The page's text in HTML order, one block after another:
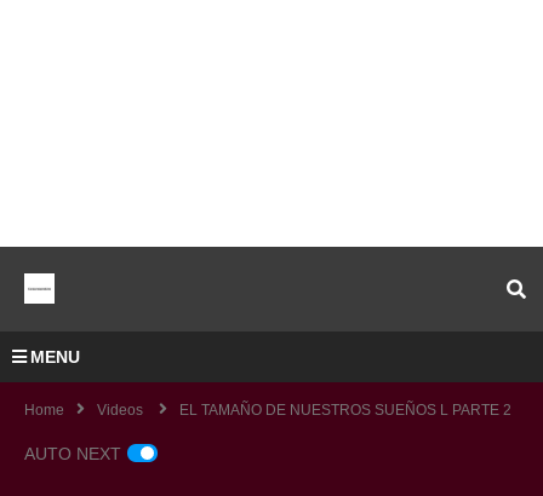
MENU
Home Videos EL TAMAÑO DE NUESTROS SUEÑOS L PARTE 2
AUTO NEXT